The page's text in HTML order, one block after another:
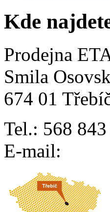
Kde
Prodejna
Smila
674 01
Tel.: 568
E-mail: